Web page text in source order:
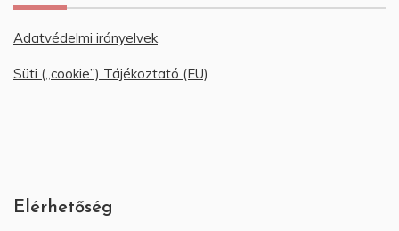
Adatvédelmi irányelvek
Süti („cookie”) Tájékoztató (EU)
Elérhetőség